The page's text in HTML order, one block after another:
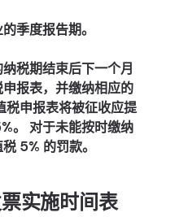
季度报告期。
税期结束后下一个月
报表，并缴纳相应的
税申报表将被征收应提
。 对于未能按时缴纳
5% 的罚款。
实施时间表